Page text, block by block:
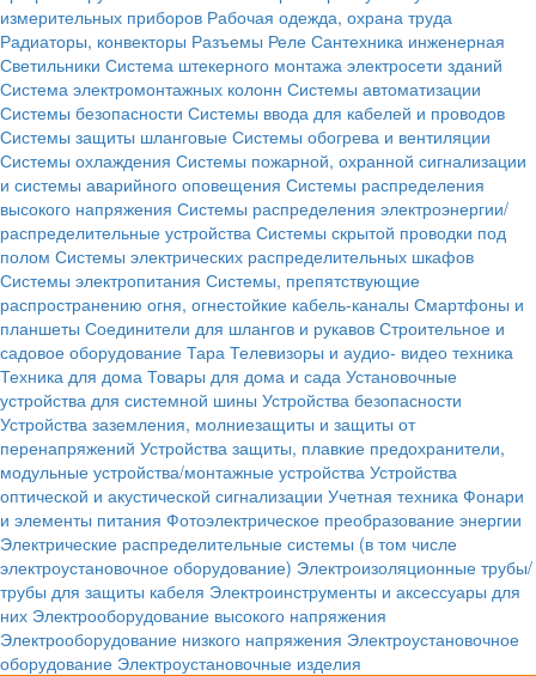
измерительных приборов Рабочая одежда, охрана труда
Радиаторы, конвекторы Разъемы Реле Сантехника инженерная
Светильники Система штекерного монтажа электросети зданий
Система электромонтажных колонн Системы автоматизации
Системы безопасности Системы ввода для кабелей и проводов
Системы защиты шланговые Системы обогрева и вентиляции
Системы охлаждения Системы пожарной, охранной сигнализации
и системы аварийного оповещения Системы распределения
высокого напряжения Системы распределения электроэнергии/
распределительные устройства Системы скрытой проводки под
полом Системы электрических распределительных шкафов
Системы электропитания Системы, препятствующие
распространению огня, огнестойкие кабель-каналы Смартфоны и
планшеты Соединители для шлангов и рукавов Строительное и
садовое оборудование Тара Телевизоры и аудио- видео техника
Техника для дома Товары для дома и сада Установочные
устройства для системной шины Устройства безопасности
Устройства заземления, молниезащиты и защиты от
перенапряжений Устройства защиты, плавкие предохранители,
модульные устройства/монтажные устройства Устройства
оптической и акустической сигнализации Учетная техника Фонари
и элементы питания Фотоэлектрическое преобразование энергии
Электрические распределительные системы (в том числе
электроустановочное оборудование) Электроизоляционные трубы/
трубы для защиты кабеля Электроинструменты и аксессуары для
них Электрооборудование высокого напряжения
Электрооборудование низкого напряжения Электроустановочное
оборудование Электроустановочные изделия